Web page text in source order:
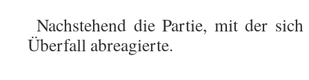
Nachstehend die Partie, mit der
Überfall abreagierte.